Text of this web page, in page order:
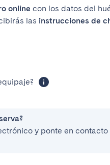
online con los datos del
las instrucciones de
y ponte en contacto